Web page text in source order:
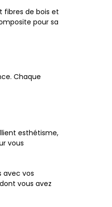
fibres de bois et
pour sa
Chaque
esthétisme,
vous
avec vos
vous avez